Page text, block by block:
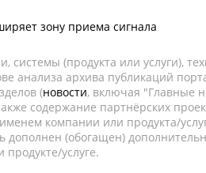
зону приема сигнала
(продукта или услуги),
анализа архива публикаций
(новости, включая "Главные
содержание партнёрских
компании или продукта/
(обогащен)
услуге.